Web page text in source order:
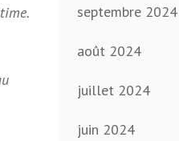
septembre 2024
août 2024
juillet 2024
juin 2024